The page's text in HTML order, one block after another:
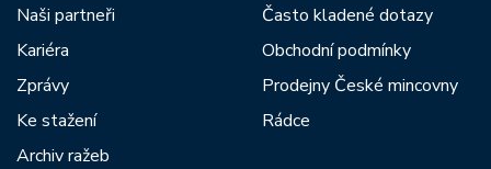
Naši partneři
Kariéra
Zprávy
Ke stažení
Archiv ražeb
Často kladené dotazy
Obchodní podmínky
Prodejny České mincovny
Rádce